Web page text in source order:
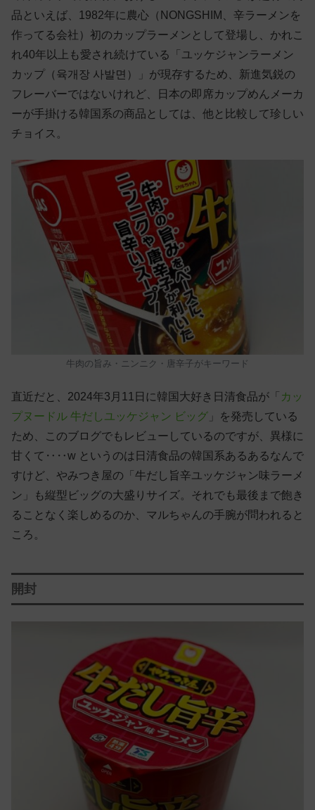
品といえば、1982年に農心（NONGSHIM、辛ラーメンを
作ってる会社）初のカップラーメンとして登場し、かれこ
れ40年以上も愛され続けている「ユッケジャンラーメン
カップ（육개장 사발면）」が現存するため、新進気鋭の
フレーバーではないけれど、日本の即席カップめんメーカ
ーが手掛ける韓国系の商品としては、他と比較して珍しい
チョイス。
牛肉の旨み・ニンニク・唐辛子がキーワード
直近だと、2024年3月11日に韓国大好き日清食品が「 カッ
プヌードル 牛だしユッケジャン ビッグ 」を発売している
ため、このブログでもレビューしているのですが、異様に
甘くて‥‥w というのは日清食品の韓国系あるあるなんで
すけど、やみつき屋の「牛だし旨辛ユッケジャン味ラーメ
ン」も縦型ビッグの大盛りサイズ。それでも最後まで飽き
ることなく楽しめるのか、マルちゃんの手腕が問われると
ころ。
開封